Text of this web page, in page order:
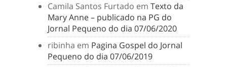
Camila Santos Furtado em Texto da
Mary Anne – publicado na PG do
Jornal Pequeno do dia 07/06/2020
ribinha em Pagina Gospel do Jornal
Pequeno do dia 07/06/2019